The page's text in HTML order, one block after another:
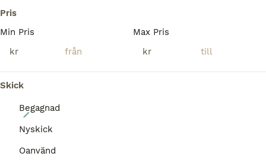
Pris
Min Pris
kr
Max Pris
kr
Skick
Begagnad
Nyskick
Oanvänd